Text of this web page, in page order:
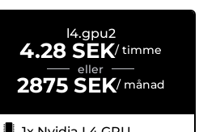
l4.gpu2
4.28 SEK/ timme
eller
2875 SEK/ månad